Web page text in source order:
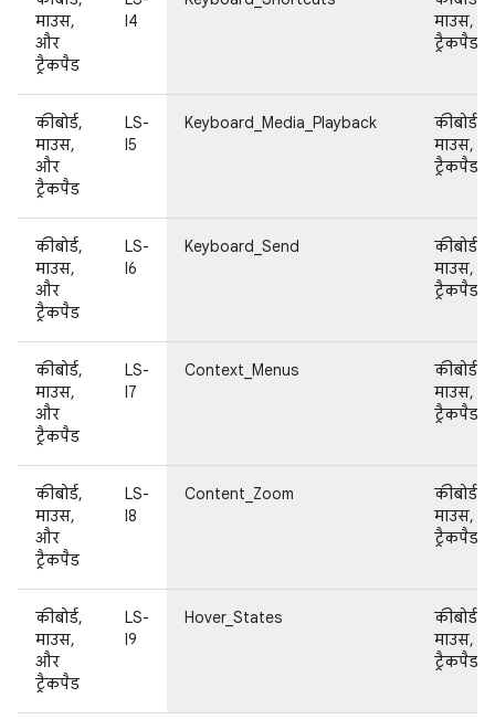
माउस,
और
ट्रैकपैड
I4
माउस,
ट्रैकपैड
कीबोर्ड,
माउस,
और
ट्रैकपैड
LS-
I5
Keyboard_Media_Playback
कीबोर्ड,
माउस,
ट्रैकपैड
कीबोर्ड,
माउस,
और
ट्रैकपैड
LS-
I6
Keyboard_Send
कीबोर्ड,
माउस,
ट्रैकपैड
कीबोर्ड,
माउस,
और
ट्रैकपैड
LS-
I7
Context_Menus
कीबोर्ड,
माउस,
ट्रैकपैड
कीबोर्ड,
माउस,
और
ट्रैकपैड
LS-
I8
Content_Zoom
कीबोर्ड,
माउस,
ट्रैकपैड
कीबोर्ड,
माउस,
और
ट्रैकपैड
LS-
I9
Hover_States
कीबोर्ड,
माउस,
ट्रैकपैड